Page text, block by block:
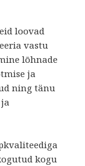
loovad
vastu
lõhnade
ja
ning tänu
kogu